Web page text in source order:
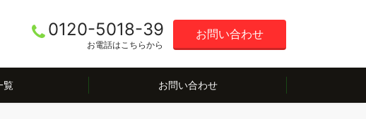
0120-5018-39
お電話はこちらから
お問い合わせ
覧 お問い合わせ